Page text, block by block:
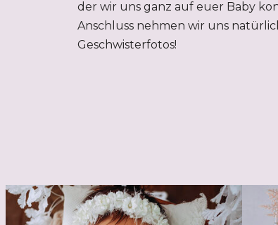
der wir uns ganz auf euer Baby
Anschluss nehmen wir uns
Geschwisterfotos!